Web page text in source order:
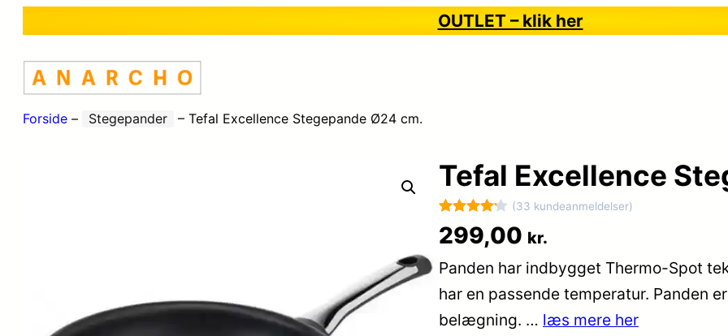
OUTLET – klik her
Forside – Stegepander – Tefal Excellence Stegepande Ø24 cm.
Tefal Excellence
Bedømt
som4.2
ud af 5
baseret
33
kundebedø
(33 kundeanmeldelser)
299,00 kr.
Panden har indbygget Thermo-Spot
har en passende temperatur. Panden
belægning. … læs mere her